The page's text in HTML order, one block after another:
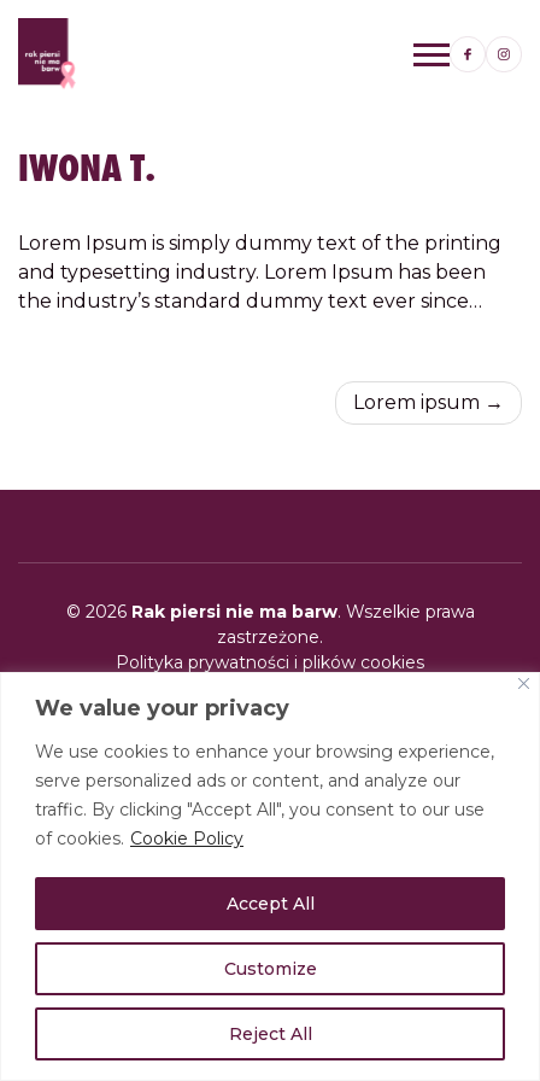
We value your privacy
We use cookies to enhance your browsing experience,
serve personalized ads or content, and analyze our
traffic. By clicking "Accept All", you consent to our use
of cookies. Cookie Policy
Customize
Reject All
Accept All
do
treści
IWONA T.
Lorem Ipsum is simply dummy text of the printing
and typesetting industry. Lorem Ipsum has been
the industry’s standard dummy text ever since…
Lorem ipsum
© 2026 Rak piersi nie ma barw. Wszelkie prawa
zastrzeżone.
Polityka prywatności i plików cookies
Identyfikacja wizualna:Tomasz Borkowski | 10Q